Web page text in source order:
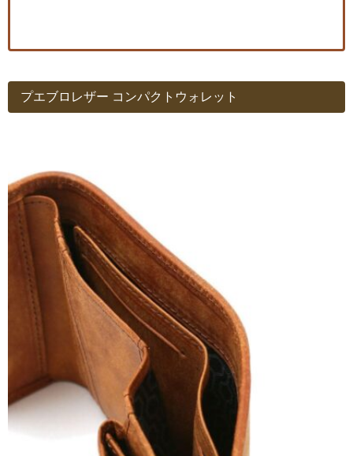
プエブロレザー コンパクトウォレット